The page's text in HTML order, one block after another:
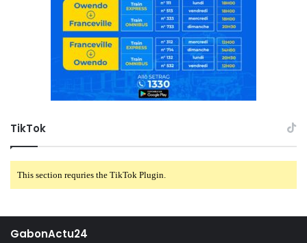
TikTok
This section requries the TikTok Plugin.
GabonActu24